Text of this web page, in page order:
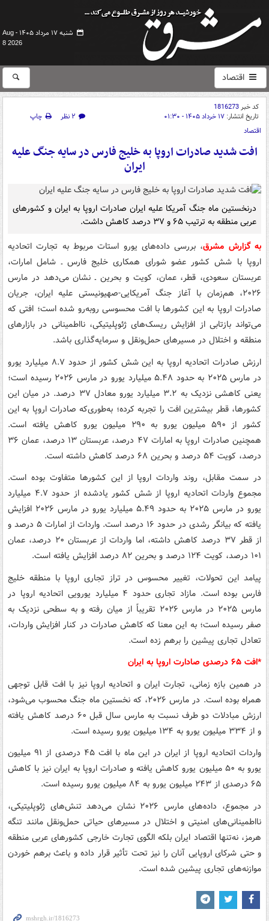
شنبه ۱۷ مرداد ۱۴۰۵ -
Aug
8 2026
اقتصاد
کد خبر1816273
تاریخ انتشار: ۱۷ خرداد ۱۴۰۵ - ۰۱:۳۰ ۲ نظر
چاپ
اقتصاد
افت شدید صادرات اروپا به خلیج فارس در سایه جنگ علیه
ایران
درنخستین ماه جنگ آمریکا علیه ایران صادرات اروپا به ایران و کشورهای
عربی منطقه به ترتیب ۶۵ و ۳۷ درصد کاهش داشت.
به گزارش مشرق، بررسی داده‌های یورو استات مربوط به تجارت اتحادیه
اروپا با شش کشور عضو شورای همکاری خلیج فارس ـ شامل امارات،
عربستان سعودی، قطر، عمان، کویت و بحرین ـ نشان می‌دهد در مارس
۲۰۲۶، هم‌زمان با آغاز جنگ آمریکایی-صهیونیستی علیه ایران، جریان
صادرات اروپا به این کشورها با افت محسوسی روبه‌رو شده است؛ افتی که
می‌تواند بازتابی از افزایش ریسک‌های ژئوپلیتیکی، نااطمینانی در بازارهای
منطقه و اختلال در مسیرهای حمل‌ونقل و سرمایه‌گذاری باشد.
ارزش صادرات اتحادیه اروپا به این شش کشور از حدود ۸.۷ میلیارد یورو
در مارس ۲۰۲۵ به حدود ۵.۴۸ میلیارد یورو در مارس ۲۰۲۶ رسیده است؛
یعنی کاهشی نزدیک به ۳.۲ میلیارد یورو معادل ۳۷ درصد. در میان این
کشورها، قطر بیشترین افت را تجربه کرده؛ به‌طوری‌که صادرات اروپا به این
کشور از ۵۹۰ میلیون یورو به ۲۹۰ میلیون یورو کاهش یافته است.
همچنین صادرات اروپا به امارات ۴۷ درصد، عربستان ۱۳ درصد، عمان ۳۶
درصد، کویت ۵۴ درصد و بحرین ۶۸ درصد کاهش داشته است.
در سمت مقابل، روند واردات اروپا از این کشورها متفاوت بوده است.
مجموع واردات اتحادیه اروپا از شش کشور یادشده از حدود ۴.۷ میلیارد
یورو در مارس ۲۰۲۵ به حدود ۵.۴۹ میلیارد یورو در مارس ۲۰۲۶ افزایش
یافته که بیانگر رشدی در حدود ۱۶ درصد است. واردات از امارات ۵ درصد و
از قطر ۳۷ درصد کاهش داشته، اما واردات از عربستان ۲۰ درصد، عمان
۱۰۱ درصد، کویت ۱۲۴ درصد و بحرین ۸۲ درصد افزایش یافته است.
پیامد این تحولات، تغییر محسوس در تراز تجاری اروپا با منطقه خلیج
فارس بوده است. مازاد تجاری حدود ۴ میلیارد یورویی اتحادیه اروپا در
مارس ۲۰۲۵ در مارس ۲۰۲۶ تقریباً از میان رفته و به سطحی نزدیک به
صفر رسیده است؛ به این معنا که کاهش صادرات در کنار افزایش واردات،
تعادل تجاری پیشین را برهم زده است.
*افت ۶۵ درصدی صادارت اروپا به ایران
در همین بازه زمانی، تجارت ایران و اتحادیه اروپا نیز با افت قابل توجهی
همراه بوده است. در مارس ۲۰۲۶، که نخستین ماه جنگ محسوب می‌شود،
ارزش مبادلات دو طرف نسبت به مارس سال قبل ۶۰ درصد کاهش یافته
و از ۳۳۴ میلیون یورو به ۱۳۴ میلیون یورو رسیده است.
واردات اتحادیه اروپا از ایران در این ماه با افت ۴۵ درصدی از ۹۱ میلیون
یورو به ۵۰ میلیون یورو کاهش یافته و صادرات اروپا به ایران نیز با کاهش
۶۵ درصدی از ۲۴۳ میلیون یورو به ۸۴ میلیون یورو رسیده است.
در مجموع، داده‌های مارس ۲۰۲۶ نشان می‌دهد تنش‌های ژئوپلیتیکی،
نااطمینانی‌های امنیتی و اختلال در مسیرهای حیاتی حمل‌ونقل مانند تنگه
هرمز، نه‌تنها اقتصاد ایران بلکه الگوی تجارت خارجی کشورهای عربی منطقه
و حتی شرکای اروپایی آنان را نیز تحت تأثیر قرار داده و باعث برهم خوردن
موازنه‌های تجاری پیشین شده است.